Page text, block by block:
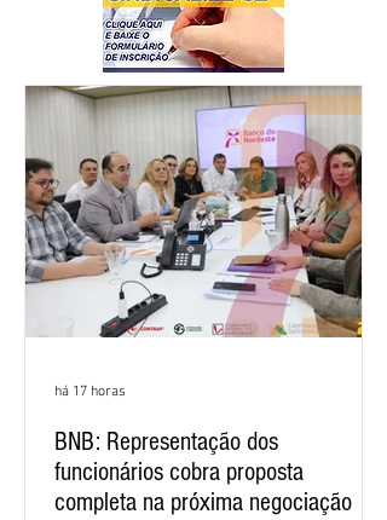
BNB: Representação dos
funcionários cobra proposta
completa na próxima negociação
há 17 horas